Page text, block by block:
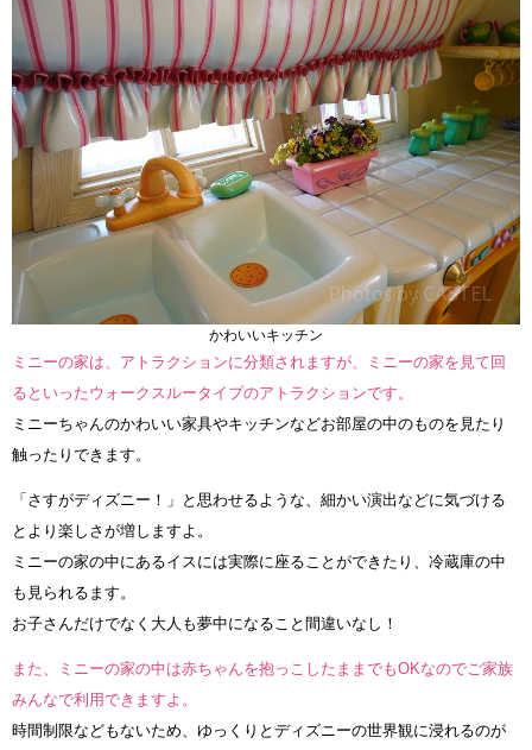
かわいいキッチン
ミニーの家は、アトラクションに分類されますが、ミニーの家を見て回
るといったウォークスルータイプのアトラクションです。
ミニーちゃんのかわいい家具やキッチンなどお部屋の中のものを見たり
触ったりできます。
「さすがディズニー！」と思わせるような、細かい演出などに気づける
とより楽しさが増しますよ。
ミニーの家の中にあるイスには実際に座ることができたり、冷蔵庫の中
も見られるます。
お子さんだけでなく大人も夢中になること間違いなし！
また、ミニーの家の中は赤ちゃんを抱っこしたままでもOKなのでご家族
みんなで利用できますよ。
時間制限などもないため、ゆっくりとディズニーの世界観に浸れるのが